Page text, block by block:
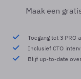
Maak een
Toegang tot 3 PRO
Inclusief CTO
Blijf up-to-date